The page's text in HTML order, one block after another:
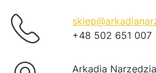
+48 502 651 007
Arkadia Narzędzia